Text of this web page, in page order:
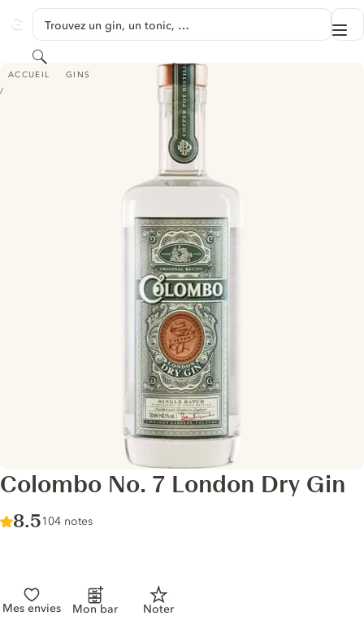
GINVENTORY
Trouvez un gin, un tonic, …
Rechercher
ACCUEIL GINS
COLOMBO NO. 7 LONDON DRY GIN
Colombo No. 7 London Dry Gin
Score :
8.5/ 10
104 notes
Mes envies Mon bar Noter